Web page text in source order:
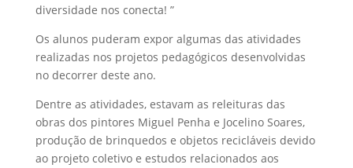
diversidade nos conecta! ”
Os alunos puderam expor algumas das atividades
realizadas nos projetos pedagógicos desenvolvidas
no decorrer deste ano.
Dentre as atividades, estavam as releituras das
obras dos pintores Miguel Penha e Jocelino Soares,
produção de brinquedos e objetos recicláveis devido
ao projeto coletivo e estudos relacionados aos